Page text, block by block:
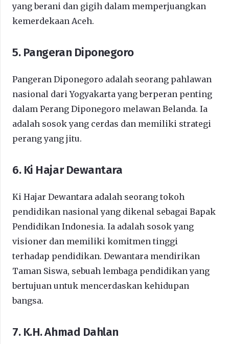
yang berani dan gigih dalam memperjuangkan
kemerdekaan Aceh.
5. Pangeran Diponegoro
Pangeran Diponegoro adalah seorang pahlawan
nasional dari Yogyakarta yang berperan penting
dalam Perang Diponegoro melawan Belanda. Ia
adalah sosok yang cerdas dan memiliki strategi
perang yang jitu.
6. Ki Hajar Dewantara
Ki Hajar Dewantara adalah seorang tokoh
pendidikan nasional yang dikenal sebagai Bapak
Pendidikan Indonesia. Ia adalah sosok yang
visioner dan memiliki komitmen tinggi
terhadap pendidikan. Dewantara mendirikan
Taman Siswa, sebuah lembaga pendidikan yang
bertujuan untuk mencerdaskan kehidupan
bangsa.
7. K.H. Ahmad Dahlan